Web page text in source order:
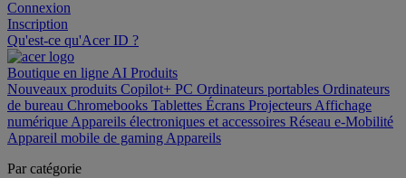
Connexion
Inscription
Qu'est-ce qu'Acer ID ?
Boutique en ligne AI Produits
Nouveaux produits Copilot+ PC Ordinateurs portables Ordinateurs
de bureau Chromebooks Tablettes Écrans Projecteurs Affichage
numérique Appareils électroniques et accessoires Réseau e-Mobilité
Appareil mobile de gaming Appareils
Par catégorie